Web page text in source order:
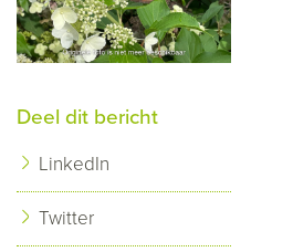
Deel dit bericht
LinkedIn
Twitter